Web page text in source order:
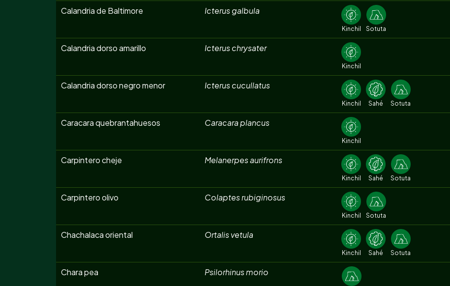
Calandria de Baltimore Icterus galbula
Kinchil Sotuta
Calandria dorso amarillo Icterus chrysater
Kinchil
Calandria dorso negro menor Icterus cucullatus
Kinchil Sahé Sotuta
Caracara quebrantahuesos Caracara plancus
Kinchil
Carpintero cheje Melanerpes aurifrons
Kinchil Sahé Sotuta
Carpintero olivo Colaptes rubiginosus
Kinchil Sotuta
Chachalaca oriental Ortalis vetula
Kinchil Sahé Sotuta
Chara pea Psilorhinus morio